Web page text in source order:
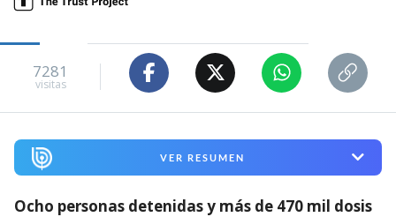
7281
visitas
VER RESUMEN
Ocho personas detenidas y más de 470 mil dosis